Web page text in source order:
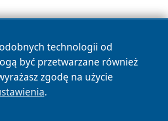
technologii od
być przetwarzane również
zgodę na użycie
.